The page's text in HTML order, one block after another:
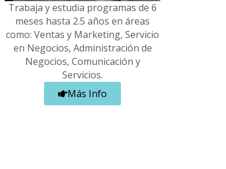
Trabaja y estudia programas de 6
meses hasta 2.5 años en áreas
como: Ventas y Marketing, Servicio
en Negocios, Administración de
Negocios, Comunicación y
Servicios.
Más Info